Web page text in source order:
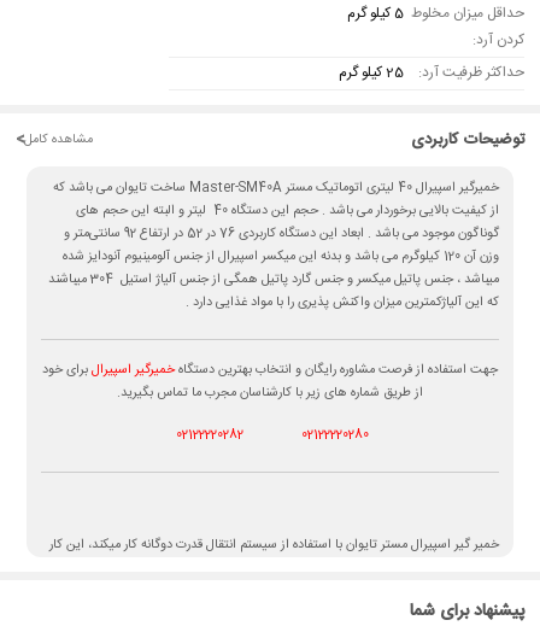
حداقل میزان مخلوط
کردن آرد:
5 کیلو گرم
حداکثر ظرفیت آرد: 25 کیلو گرم
توضیحات کاربردی مشاهده کامل<
خمیرگیر اسپیرال 40 لیتری اتوماتیک مستر Master-SM40A ساخت تایوان می باشد که
از کیفیت بالایی برخوردار می باشد . حجم این دستگاه 40 لیتر و البته این حجم های
گوناگون موجود می باشد . ابعاد این دستگاه کاربردی 76 در 52 در ارتفاع 92 سانتی‌متر و
وزن آن 120 کیلوگرم می باشد و بدنه این میکسر اسپیرال از جنس آلومینیوم آنودایز شده
میباشد ، جنس پاتیل میکسر و جنس گارد پاتیل همگی از جنس آلیاژ استیل 304 میباشند
که این آلیاژکمترین میزان واکنش پذیری را با مواد غذایی دارد .
جهت استفاده از فرصت مشاوره رایگان و انتخاب بهترین دستگاهخمیرگیر اسپیرالبرای خود
از طریق شماره های زیر با کارشناسان مجرب ما تماس بگیرید.
02122220280
02122220282
خمیر گیر اسپیرال مستر تایوان با استفاده از سیستم انتقال قدرت دوگانه کار میکند، این کار
ویژگیهای منحصر به فرد این اسپیرال حفظ دمای خمیر و گرم نگه داشتن آن به علت نوع
پیشنهاد برای شما